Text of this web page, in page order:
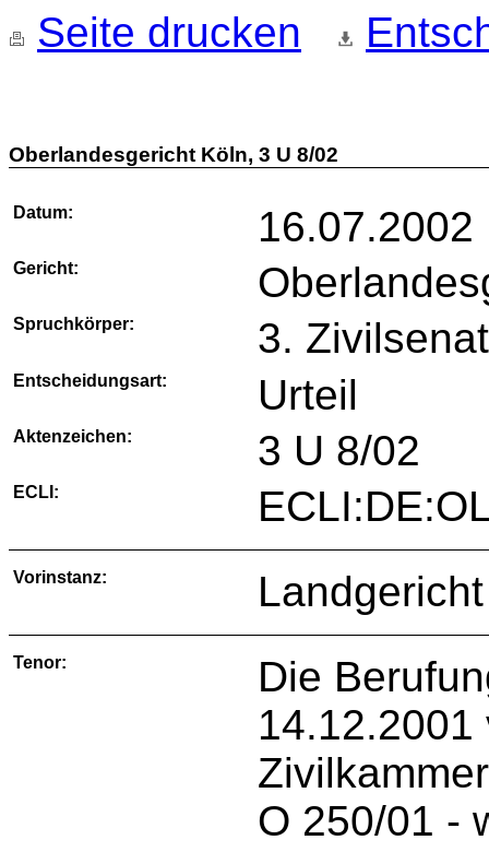
Seite drucken
Oberlandesgericht Köln, 3 U 8/02
Datum: 16.07.2002
Gericht:
Spruchkörper: 3. Zivilsenat
Entscheidungsart: Urteil
Aktenzeichen: 3 U 8/02
ECLI:
Vorinstanz:
Tenor:
Die
O 250/01 -